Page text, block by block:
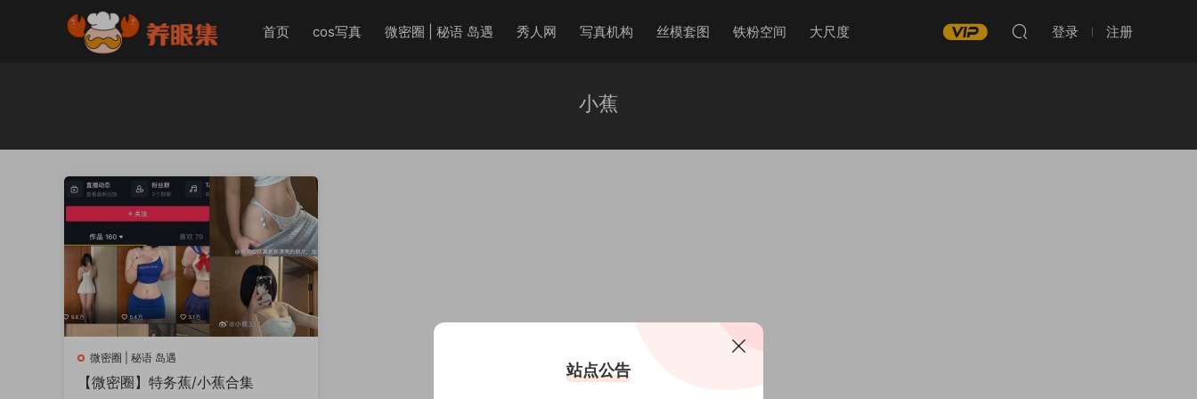
首页 cos写真 微密圈 | 秘语 岛遇 秀人网 写真机构 丝模套图 铁粉空间 大尺度 登录 注册
小蕉
微密圈 | 秘语 岛遇
【微密圈】特务蕉/小蕉合集
站点公告